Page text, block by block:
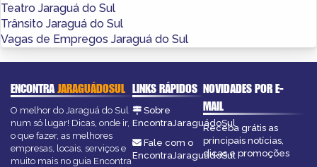
Teatro Jaraguá do Sul
Trânsito Jaraguá do Sul
Vagas de Empregos Jaraguá do Sul
ENCONTRAJARAGUÁDOSUL
O melhor do Jaraguá do Sul
num só lugar! Dicas, onde ir,
o que fazer, as melhores
empresas, locais, serviços e
muito mais no guia Encontra
LINKS RÁPIDOS
Sobre
EncontraJaraguádoSul
Fale com o
EncontraJaraguádoSul
NOVIDADES POR E-
MAIL
Receba grátis as
principais notícias,
dicas e promoções